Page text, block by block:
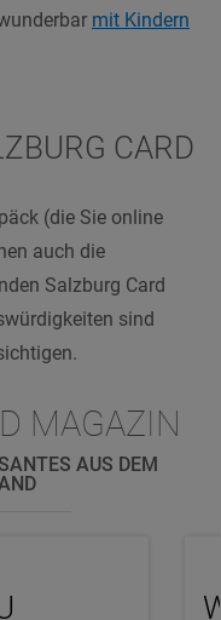
mit Kindern
CARD
(die Sie online
auch die
Salzburg Card
sind
MAGAZIN
AUS DEM